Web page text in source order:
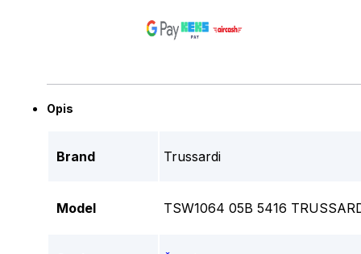
Opis
Brand Trussardi
Model TSW1064 05B 5416